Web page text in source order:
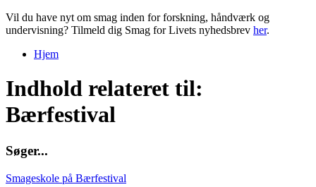
Vil du have nyt om smag inden for forskning, håndværk og
undervisning? Tilmeld dig Smag for Livets nyhedsbrev her.
Hjem
Indhold relateret til:
Bærfestival
Søger...
Smageskole på Bærfestival